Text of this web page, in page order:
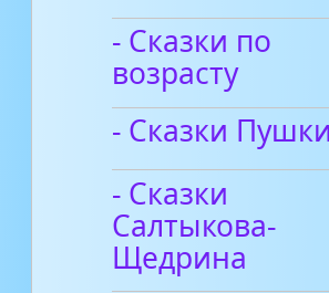
- Сказки по
возрасту
- Сказки
- Сказки
Салтыкова-
Щедрина